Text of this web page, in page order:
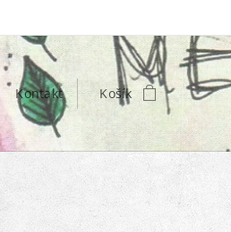
Kontakt Košík